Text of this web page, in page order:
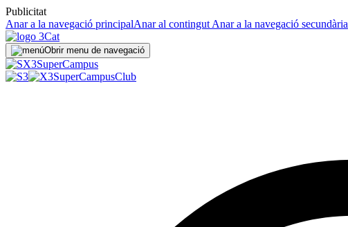
Publicitat
Anar a la navegació principalAnar al contingut Anar a la navegació secundària
Obrir menu de navegació
SuperCampus
SuperCampusClub